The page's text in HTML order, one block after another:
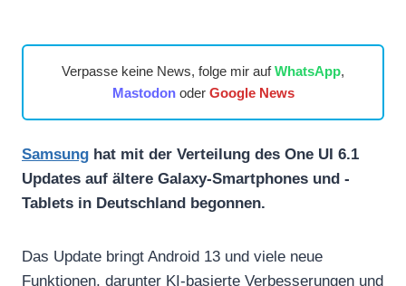
Verpasse keine News, folge mir aufWhatsApp,
Mastodonoder Google News
Samsung hat mit der Verteilung des One UI 6.1
Updates auf ältere Galaxy-Smartphones und -
Tablets in Deutschland begonnen.
Das Update bringt Android 13 und viele neue
Funktionen, darunter KI-basierte Verbesserungen und